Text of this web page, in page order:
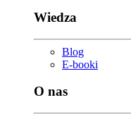
Wiedza
Blog
E-booki
O nas